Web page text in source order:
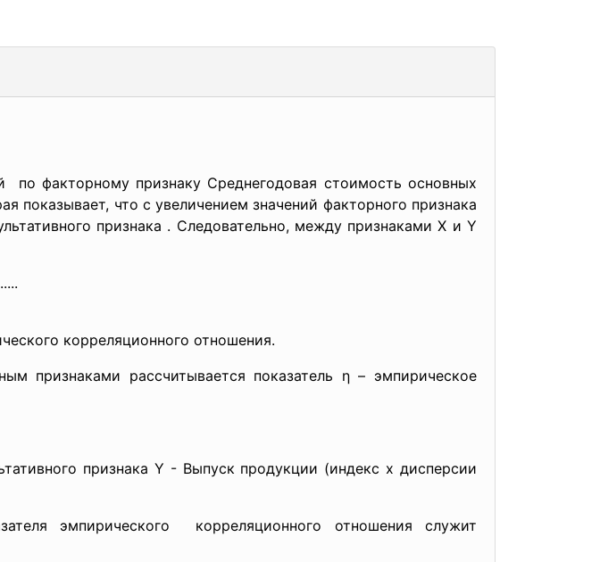
по факторному признаку Среднегодовая стоимость основных
показывает, что с увеличением значений факторного признака
признака . Следовательно, между признаками Х и Y
корреляционного отношения.
признаками рассчитывается показатель η – эмпирическое
признака Y - Выпуск продукции (индекс х дисперсии
эмпирического корреляционного отношения служит